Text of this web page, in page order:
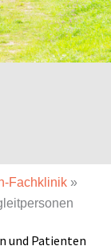
Fachklinik »
und Patienten